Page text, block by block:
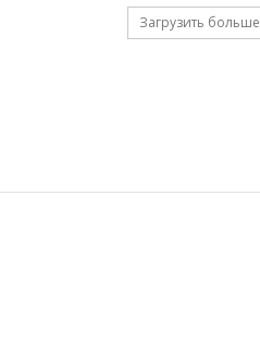
Загрузить больше